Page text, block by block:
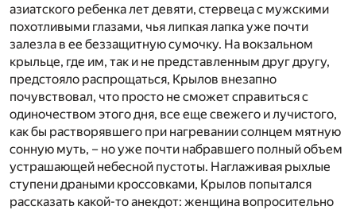
азиатского ребенка лет девяти, стервеца с мужскими
похотливыми глазами, чья липкая лапка уже почти
залезла в ее беззащитную сумочку. На вокзальном
крыльце, где им, так и не представленным друг другу,
предстояло распрощаться, Крылов внезапно
почувствовал, что просто не сможет справиться с
одиночеством этого дня, все еще свежего и лучистого,
как бы растворявшего при нагревании солнцем мятную
сонную муть, – но уже почти набравшего полный объем
устрашающей небесной пустоты. Наглаживая рыхлые
ступени драными кроссовками, Крылов попытался
рассказать какой-то анекдот: женщина вопросительно